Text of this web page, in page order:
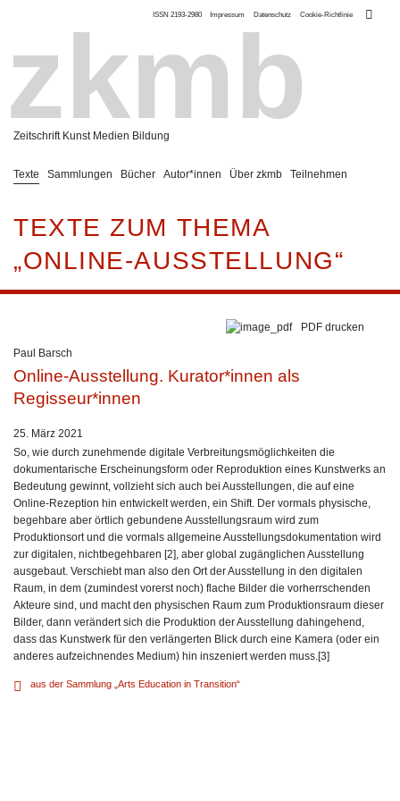
zkmb
Zeitschrift Kunst Medien Bildung
ISSN 2193-2980 Impressum Datenschutz Cookie-Richtlinie
Texte Sammlungen Bücher Autor*innen Über zkmb Teilnehmen
TEXTE ZUM THEMA
„ONLINE-AUSSTELLUNG“
PDF drucken
Paul Barsch
Online-Ausstellung. Kurator*innen als
Regisseur*innen
25. März 2021
So, wie durch zunehmende digitale Verbreitungsmöglichkeiten die
dokumentarische Erscheinungsform oder Reproduktion eines Kunstwerks an
Bedeutung gewinnt, vollzieht sich auch bei Ausstellungen, die auf eine
Online-Rezeption hin entwickelt werden, ein Shift. Der vormals physische,
begehbare aber örtlich gebundene Ausstellungsraum wird zum
Produktionsort und die vormals allgemeine Ausstellungsdokumentation wird
zur digitalen, nichtbegehbaren [2], aber global zugänglichen Ausstellung
ausgebaut. Verschiebt man also den Ort der Ausstellung in den digitalen
Raum, in dem (zumindest vorerst noch) flache Bilder die vorherrschenden
Akteure sind, und macht den physischen Raum zum Produktionsraum dieser
Bilder, dann verändert sich die Produktion der Ausstellung dahingehend,
dass das Kunstwerk für den verlängerten Blick durch eine Kamera (oder ein
anderes aufzeichnendes Medium) hin inszeniert werden muss.[3]
aus der Sammlung „Arts Education in Transition“